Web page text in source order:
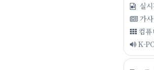
실
가
컴
K-